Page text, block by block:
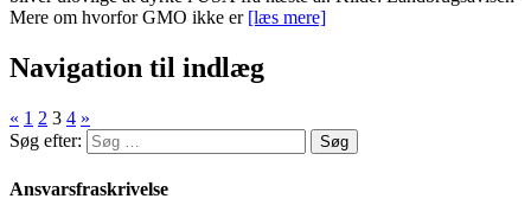
Mere om hvorfor GMO ikke er [læs mere]
Navigation til indlæg
« 1 2 3 4 »
Søg efter:
Ansvarsfraskrivelse